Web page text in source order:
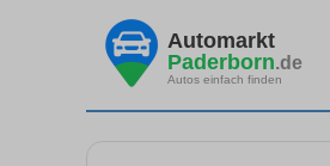
Automarkt
Paderborn.de
Autos einfach finden